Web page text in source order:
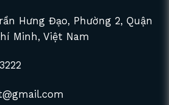
Hưng Đạo, Phường 2, Quận
Minh, Việt Nam